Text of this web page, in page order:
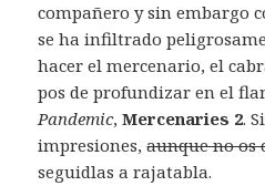
compañero y sin embargo
se ha infiltrado
hacer el mercenario, el
pos de profundizar en el
Pandemic,Mercenaries 2.
impresiones,aunque no os
seguidlas a rajatabla.